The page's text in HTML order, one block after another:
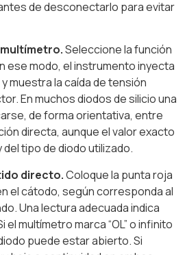
de desconectarlo para evitar
Seleccione la función
ese modo, el instrumento inyecta
muestra la caída de tensión
En muchos diodos de silicio una
de forma orientativa, entre
directa, aunque el valor exacto
tipo de diodo utilizado.
directo.Coloque la punta roja
el cátodo, según corresponda al
Una lectura adecuada indica
el multímetro marca “OL” o infinito
puede estar abierto. Si